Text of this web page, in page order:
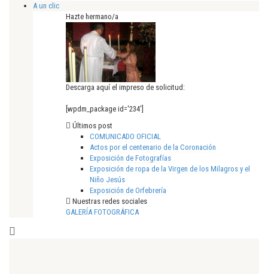
A un clic
Hazte hermano/a
Descarga aquí el impreso de solicitud:
[wpdm_package id='234']
Últimos post
COMUNICADO OFICIAL
Actos por el centenario de la Coronación
Exposición de Fotografías
Exposición de ropa de la Virgen de los Milagros y el
Niño Jesús
Exposición de Orfebrería
Nuestras redes sociales
GALERÍA FOTOGRÁFICA